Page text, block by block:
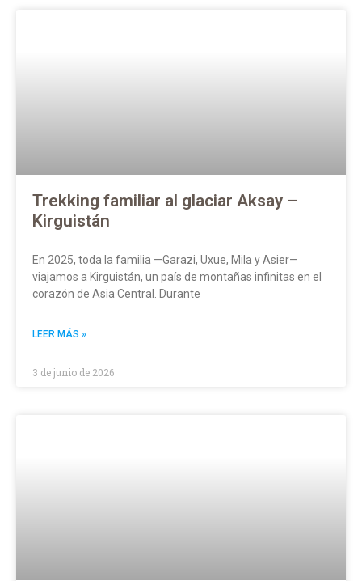
Trekking familiar al glaciar Aksay –
Kirguistán
En 2025, toda la familia —Garazi, Uxue, Mila y Asier—
viajamos a Kirguistán, un país de montañas infinitas en el
corazón de Asia Central. Durante
LEER MÁS »
3 de junio de 2026